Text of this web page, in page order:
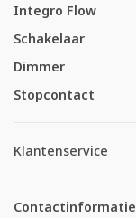
Integro Flow
Schakelaar
Dimmer
Stopcontact
Klantenservice
Contactinformatie